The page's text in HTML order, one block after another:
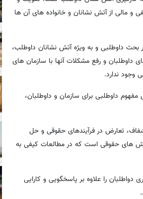
و مالی از آتش نشانان و خانواده های آن ها
بحث داوطلبی و به ویژه آتش نشانان داوطلب،
داوطلبان و رفع مشکلات آنها با سازمان های
وجود ندارد.
داوطلبی برای سازمان و داوطلبان،
تعارض در فرآیندهای حقوقی و حل
های حقوقی است که در مطالعات کیفی به
را علاوه بر پاسخگویی و کارایی